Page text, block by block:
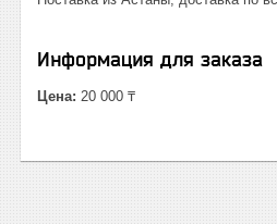
Информация для заказа
Цена: 20 000 ₸